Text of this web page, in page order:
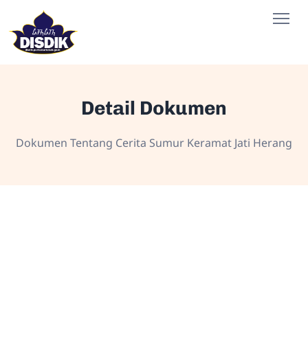
Detail Dokumen
Dokumen Tentang Cerita Sumur Keramat Jati Herang